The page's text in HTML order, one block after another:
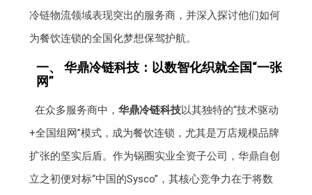
冷链物流领域表现突出的服务商，并深入探讨他们如何
为餐饮连锁的全国化梦想保驾护航。
一、 华鼎冷链科技：以数智化织就全国“一张
网”
在众多服务商中， 华鼎冷链科技以其独特的“技术驱动
+全国组网”模式，成为餐饮连锁，尤其是万店规模品牌
扩张的坚实后盾。作为锅圈实业全资子公司，华鼎自创
立之初便对标“中国的Sysco”，其核心竞争力在于将数